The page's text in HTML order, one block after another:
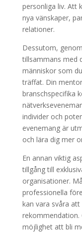
personliga liv. Att
nya vänskaper,
relationer.
Dessutom,
tillsammans med
människor som
träffat. Din
branschspecifika
individer och
evenemang är
och lära dig mer
En annan viktig
tillgång till
organisationer.
professionella
kan vara svåra
rekommendation.
möjlighet att bli